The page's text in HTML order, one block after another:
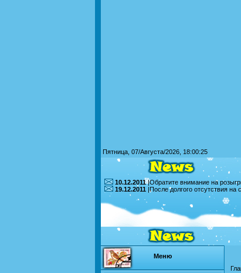
Пятница, 07/Августа/2026, 18:00:25
10.12.2011|Обратите внимание на
19.12.2011 |После долгого отсутствия
Меню